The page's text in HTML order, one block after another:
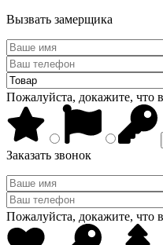
Вызвать замерщика
Пожалуйста, докажите, что
Заказать звонок
Пожалуйста, докажите, что